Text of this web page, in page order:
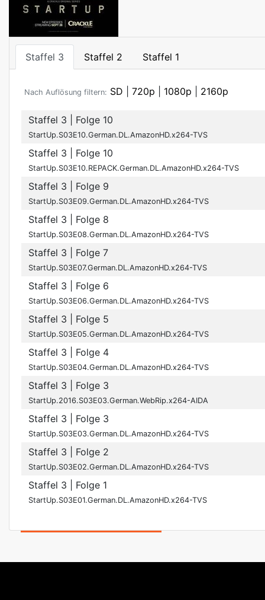
Staffel 3 Staffel 2 Staffel 1
Nach Auflösung filtern: SD 720p 1080p 2160p
Staffel 3 | Folge 10
StartUp.S03E10.German.DL.AmazonHD.x264-TVS
Staffel 3 | Folge 10
StartUp.S03E10.REPACK.German.DL.AmazonHD.x264-TVS
Staffel 3 | Folge 9
StartUp.S03E09.German.DL.AmazonHD.x264-TVS
Staffel 3 | Folge 8
StartUp.S03E08.German.DL.AmazonHD.x264-TVS
Staffel 3 | Folge 7
StartUp.S03E07.German.DL.AmazonHD.x264-TVS
Staffel 3 | Folge 6
StartUp.S03E06.German.DL.AmazonHD.x264-TVS
Staffel 3 | Folge 5
StartUp.S03E05.German.DL.AmazonHD.x264-TVS
Staffel 3 | Folge 4
StartUp.S03E04.German.DL.AmazonHD.x264-TVS
Staffel 3 | Folge 3
StartUp.2016.S03E03.German.WebRip.x264-AIDA
Staffel 3 | Folge 3
StartUp.S03E03.German.DL.AmazonHD.x264-TVS
Staffel 3 | Folge 2
StartUp.S03E02.German.DL.AmazonHD.x264-TVS
Staffel 3 | Folge 1
StartUp.S03E01.German.DL.AmazonHD.x264-TVS